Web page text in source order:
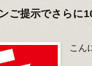
ご提示でさらに
こん